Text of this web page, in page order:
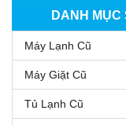
DANH MỤC
Máy Lạnh Cũ
Máy Giặt Cũ
Tủ Lạnh Cũ